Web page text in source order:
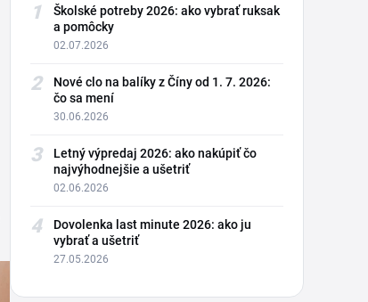
1
Školské potreby 2026: ako vybrať ruksak
a pomôcky
02.07.2026
2
Nové clo na balíky z Číny od 1. 7. 2026:
čo sa mení
30.06.2026
3
Letný výpredaj 2026: ako nakúpiť čo
najvýhodnejšie a ušetriť
02.06.2026
4
Dovolenka last minute 2026: ako ju
vybrať a ušetriť
27.05.2026